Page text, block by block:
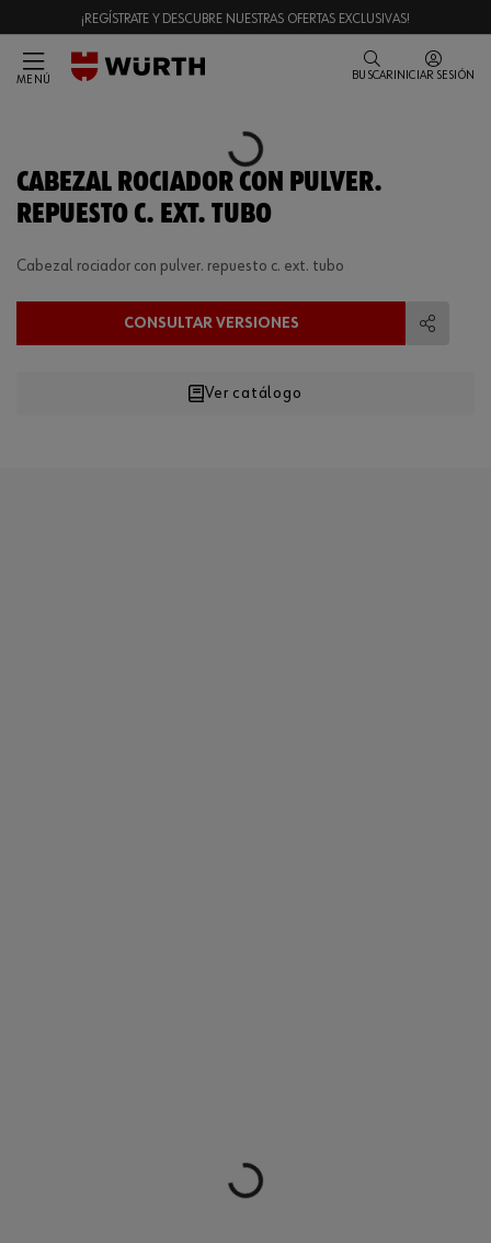
¡REGÍSTRATE Y DESCUBRE NUESTRAS OFERTAS EXCLUSIVAS!
MENÚ BUSCAR INICIAR SESIÓN
Loading...
CABEZAL ROCIADOR CON PULVER.
REPUESTO C. EXT. TUBO
Cabezal rociador con pulver. repuesto c. ext. tubo
CONSULTAR VERSIONES
Ver catálogo